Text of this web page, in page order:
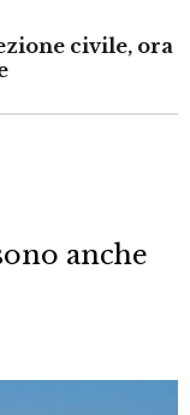
civile, ora
anche